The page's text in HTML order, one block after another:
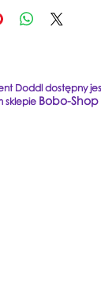
Doddl dostępny
sklepie Bobo-Shop